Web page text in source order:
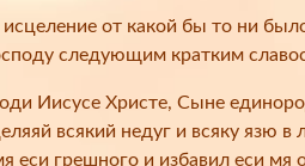
от какой бы то ни
следующим кратким
Иисусе Христе, Сыне
всякий недуг и всяку язю
еси грешного и избавил еси мя